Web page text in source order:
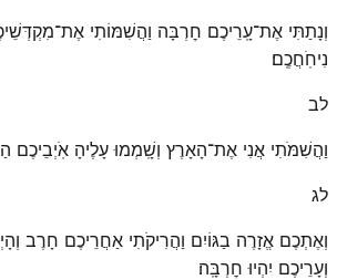
וְנָתַתִּי אֶת־עָֽרֵיכֶם חׇרְבָּה וַהֲשִׁמּוֹתִי
נִיחֹֽחֲכֶֽם׃
לב
וַהֲשִׁמֹּתִי אֲנִי אֶת־הָאָרֶץ וְשָֽׁמְמוּ עָלֶיהָ אֹֽיְבֵיכֶם
לג
וְאֶתְכֶם אֱזָרֶה בַגּוֹיִם וַהֲרִיקֹתִי אַחֲרֵיכֶם חָרֶב
וְעָרֵיכֶם יִהְיוּ חׇרְבָּֽה׃